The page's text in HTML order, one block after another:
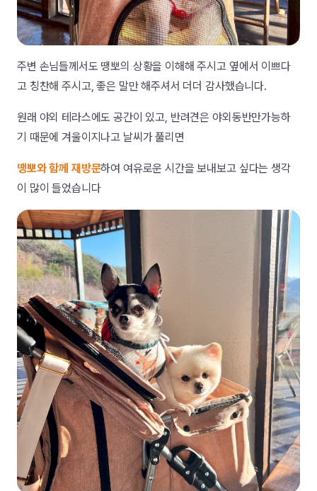
주변 손님들께서도 땡뽀의 상황을 이해해 주시고 옆에서 이쁘다
고 칭찬해 주시고, 좋은 말만 해주셔서 더더 감사했습니다.
원래 야외 테라스에도 공간이 있고, 반려견은 야외동반만가능하
기 때문에 겨울이지나고 날씨가 풀리면
땡뽀와 함께 재방문하여 여유로운 시간을 보내보고 싶다는 생각
이 많이 들었습니다